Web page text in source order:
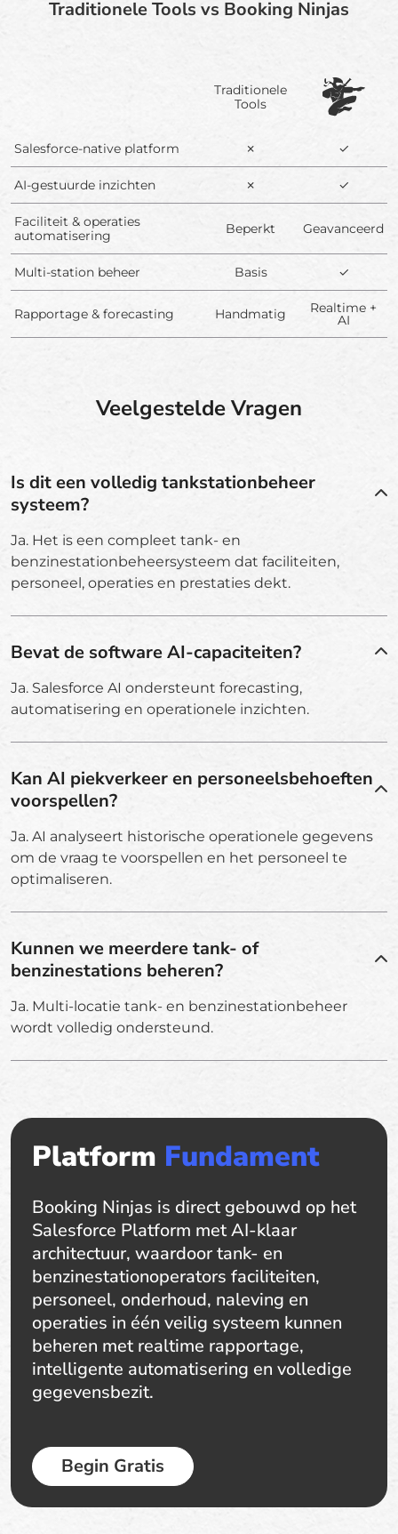
Traditionele Tools vs Booking Ninjas
Traditionele
Tools
Salesforce-native platform ✗ ✓
AI-gestuurde inzichten ✗ ✓
Faciliteit & operaties
automatisering
Beperkt Geavanceerd
Multi-station beheer Basis ✓
Rapportage & forecasting Handmatig Realtime +
AI
Veelgestelde Vragen
Is dit een volledig tankstationbeheer
systeem?
Ja. Het is een compleet tank- en
benzinestationbeheersysteem dat faciliteiten,
personeel, operaties en prestaties dekt.
Bevat de software AI-capaciteiten?
Ja. Salesforce AI ondersteunt forecasting,
automatisering en operationele inzichten.
Kan AI piekverkeer en personeelsbehoeften
voorspellen?
Ja. AI analyseert historische operationele gegevens
om de vraag te voorspellen en het personeel te
optimaliseren.
Kunnen we meerdere tank- of
benzinestations beheren?
Ja. Multi-locatie tank- en benzinestationbeheer
wordt volledig ondersteund.
Platform Fundament
Booking Ninjas is direct gebouwd op het
Salesforce Platform met AI-klaar
architectuur, waardoor tank- en
benzinestationoperators faciliteiten,
personeel, onderhoud, naleving en
operaties in één veilig systeem kunnen
beheren met realtime rapportage,
intelligente automatisering en volledige
gegevensbezit.
Begin Gratis